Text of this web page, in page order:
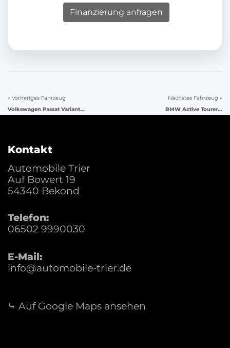
Finanzierung anfragen
« Vorheriges Fahrzeug
Volkswagen Passat Variant...
Nächstes Fahrzeug »
BMW Active Tourer...
Kontakt
Automobile Trier
Auf Bowert 19
54340 Bekond
Telefon:
06502 9990030
E-Mail:
info@automobile-trier.de
⤷ Auf Google Maps ansehen